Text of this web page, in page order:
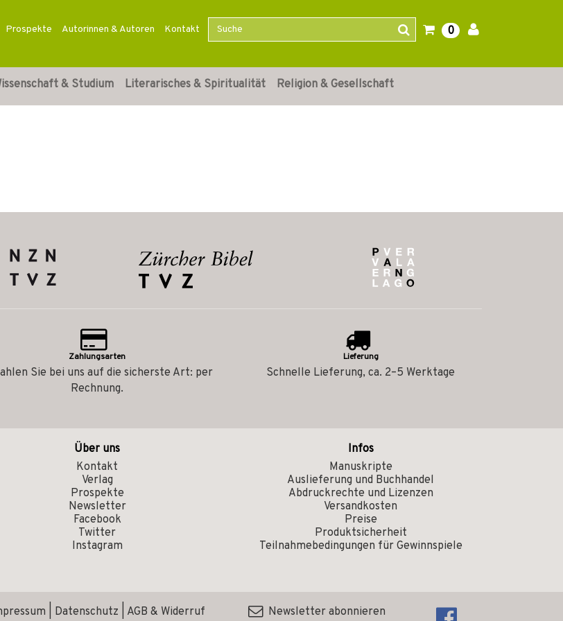
Prospekte Autorinnen & Autoren Kontakt 0
& Studium Literarisches & Spiritualität Religion & Gesellschaft
Zahlungsarten
Sie bei uns auf die sicherste Art: per
Rechnung.
Lieferung
Schnelle Lieferung, ca. 2–5 Werktage
Über uns
Kontakt
Verlag
Prospekte
Newsletter
Facebook
Twitter
Instagram
Infos
Manuskripte
Auslieferung und Buchhandel
Abdruckrechte und Lizenzen
Versandkosten
Preise
Produktsicherheit
Teilnahmebedingungen für Gewinnspiele
Datenschutz AGB & Widerruf Newsletter abonnieren